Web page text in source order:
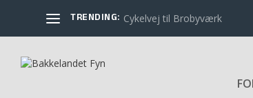
TRENDING: Cykelvej til Brobyværk